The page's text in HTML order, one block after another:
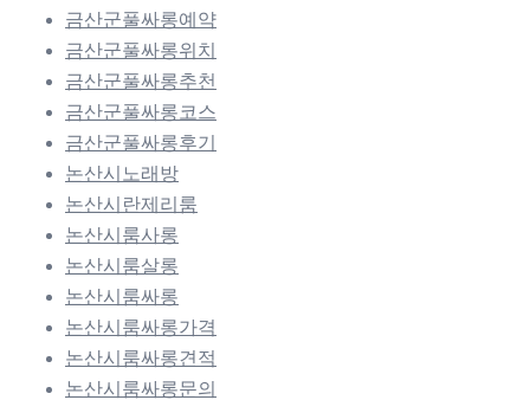
금산군풀싸롱예약
금산군풀싸롱위치
금산군풀싸롱추천
금산군풀싸롱코스
금산군풀싸롱후기
논산시노래방
논산시란제리룸
논산시룸사롱
논산시룸살롱
논산시룸싸롱
논산시룸싸롱가격
논산시룸싸롱견적
논산시룸싸롱문의